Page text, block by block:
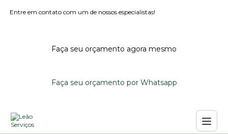
Entre em contato com um de nossos especialistas!
Faça seu orçamento agora mesmo
Faça seu orçamento por Whatsapp